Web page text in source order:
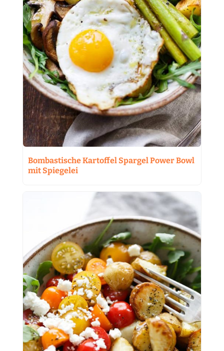
Bombastische Kartoffel Spargel Power Bowl
mit Spiegelei